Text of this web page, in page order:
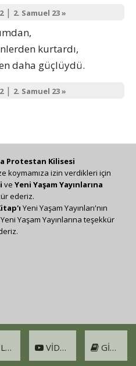
| 2. Samuel 23 »
kurtardı,
daha güçlüydü.
| 2. Samuel 23 »
VIDEO GIRIŞ
Protestan Kilisesi
koymamıza izin verdikleri için
ve Yeni Yaşam Yayınlarına
ederiz.
Yeni Yaşam Yayınları'nın
Yaşam Yayınlarına teşekkür